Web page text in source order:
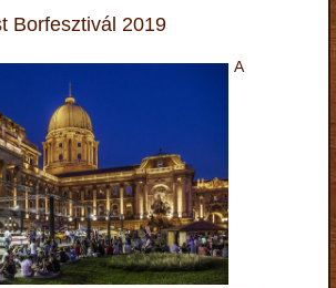
Borfesztivál 2019
A